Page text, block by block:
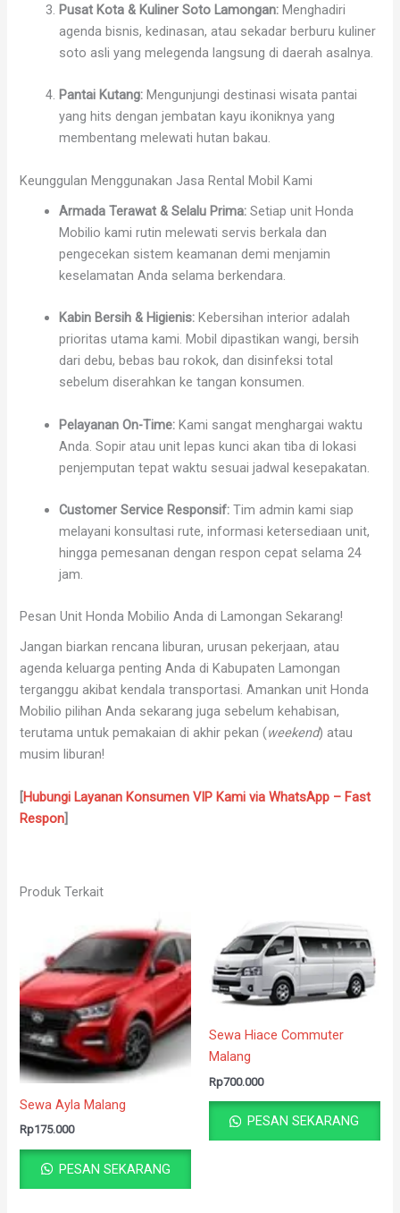
Pusat Kota & Kuliner Soto Lamongan: Menghadiri
agenda bisnis, kedinasan, atau sekadar berburu kuliner
soto asli yang melegenda langsung di daerah asalnya.
Pantai Kutang: Mengunjungi destinasi wisata pantai
yang hits dengan jembatan kayu ikoniknya yang
membentang melewati hutan bakau.
Keunggulan Menggunakan Jasa Rental Mobil Kami
Armada Terawat & Selalu Prima: Setiap unit Honda
Mobilio kami rutin melewati servis berkala dan
pengecekan sistem keamanan demi menjamin
keselamatan Anda selama berkendara.
Kabin Bersih & Higienis: Kebersihan interior adalah
prioritas utama kami. Mobil dipastikan wangi, bersih
dari debu, bebas bau rokok, dan disinfeksi total
sebelum diserahkan ke tangan konsumen.
Pelayanan On-Time: Kami sangat menghargai waktu
Anda. Sopir atau unit lepas kunci akan tiba di lokasi
penjemputan tepat waktu sesuai jadwal kesepakatan.
Customer Service Responsif: Tim admin kami siap
melayani konsultasi rute, informasi ketersediaan unit,
hingga pemesanan dengan respon cepat selama 24
jam.
Pesan Unit Honda Mobilio Anda di Lamongan Sekarang!
Jangan biarkan rencana liburan, urusan pekerjaan, atau
agenda keluarga penting Anda di Kabupaten Lamongan
terganggu akibat kendala transportasi. Amankan unit Honda
Mobilio pilihan Anda sekarang juga sebelum kehabisan,
terutama untuk pemakaian di akhir pekan (weekend) atau
musim liburan!
[Hubungi Layanan Konsumen VIP Kami via WhatsApp – Fast
Respon]
Produk Terkait
Sewa Ayla Malang
Rp175.000
PESAN SEKARANG
Sewa Hiace Commuter
Malang
Rp700.000
PESAN SEKARANG